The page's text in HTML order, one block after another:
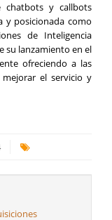
chatbots y callbots
y posicionada como
de Inteligencia
su lanzamiento en el
ofreciendo a las
el servicio y